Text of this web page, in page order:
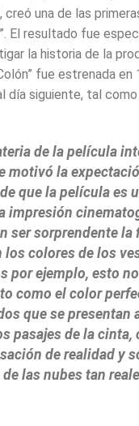
creó una de las
El resultado fue
la historia de la
fue estrenada
día siguiente, tal
de la película
motivó la
que la película es
impresión
ser sorprendente
los colores de los
por ejemplo, esto
como el color
que se
pasajes de la
de realidad y
las nubes tan